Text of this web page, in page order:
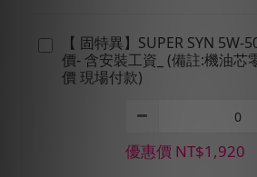
【 固特異】SUPER SYN 5W-
價- 含安裝工資_ (備註:機油芯
價 現場付款)
優惠價 NT$1,920